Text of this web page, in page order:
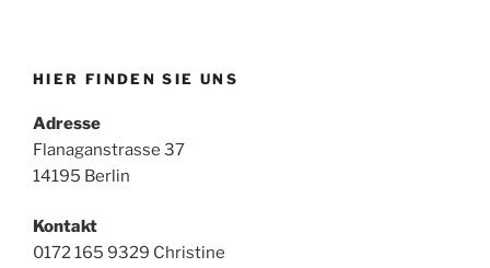
HIER FINDEN SIE UNS
Adresse
Flanaganstrasse 37
14195 Berlin
Kontakt
0172 165 9329 Christine